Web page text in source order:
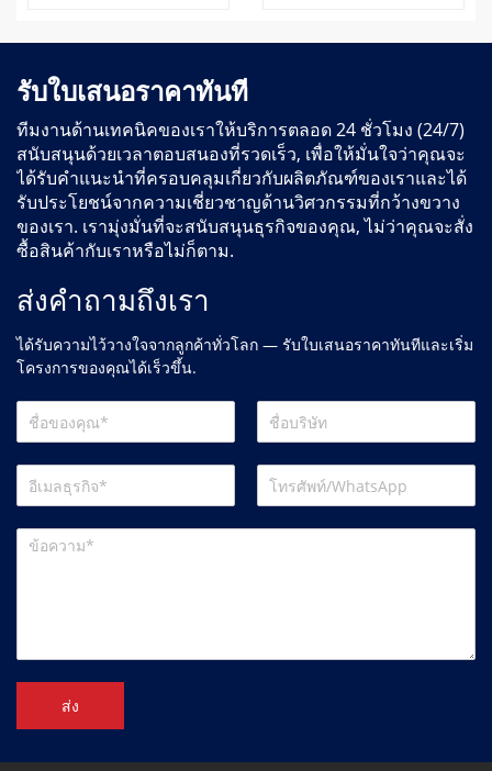
รับใบเสนอราคาทันที
ทีมงานด้านเทคนิคของเราให้บริการตลอด 24 ชั่วโมง (24/7)
สนับสนุนด้วยเวลาตอบสนองที่รวดเร็ว, เพื่อให้มั่นใจว่าคุณจะ
ได้รับคำแนะนำที่ครอบคลุมเกี่ยวกับผลิตภัณฑ์ของเราและได้
รับประโยชน์จากความเชี่ยวชาญด้านวิศวกรรมที่กว้างขวาง
ของเรา. เรามุ่งมั่นที่จะสนับสนุนธุรกิจของคุณ, ไม่ว่าคุณจะสั่ง
ซื้อสินค้ากับเราหรือไม่ก็ตาม.
ส่งคำถามถึงเรา
ได้รับความไว้วางใจจากลูกค้าทั่วโลก — รับใบเสนอราคาทันทีและเริ่ม
โครงการของคุณได้เร็วขึ้น.
ส่ง